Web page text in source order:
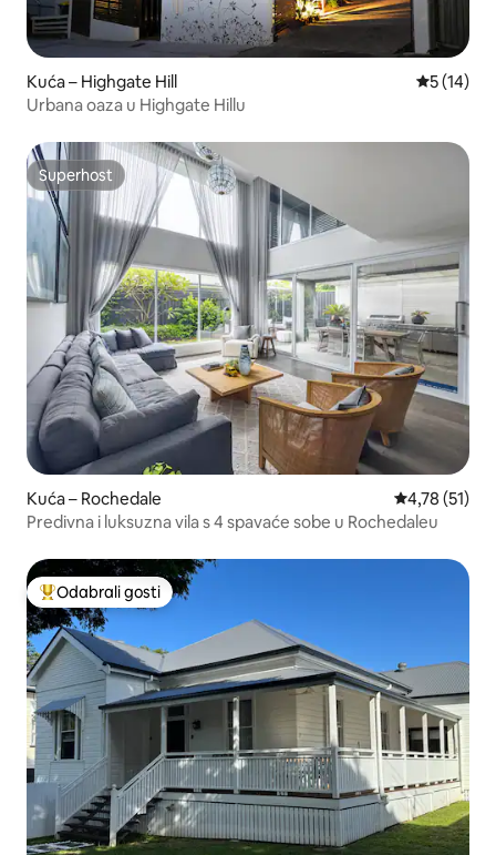
Kuća – Highgate Hill Prosječna
5 (14)
Urbana oaza u Highgate Hillu
Superhost
Superhost
Kuća – Rochedale Prosječna
4,78 (51)
Predivna i luksuzna vila s 4 spavaće sobe u Rochedaleu
Među najviše rangiranima s oznakom „Odabrali gosti”
Odabrali gosti